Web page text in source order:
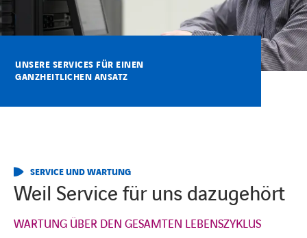
Karriere
UNSERE SERVICES FÜR EINEN
GANZHEITLICHEN ANSATZ
SERVICE UND WARTUNG
Weil Service für uns dazugehört
WARTUNG ÜBER DEN GESAMTEN LEBENSZYKLUS